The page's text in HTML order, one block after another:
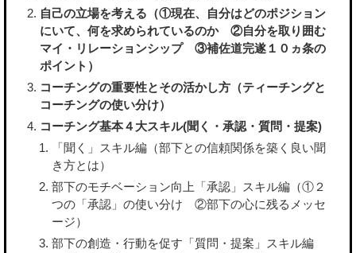
自己の立場を考える（①現在、自分はどのポジション
にいて、何を求められているのか ②自分を取り囲む
マイ・リレーションシップ ③補佐道完遂１０ヵ条の
ポイント）
コーチングの重要性とその活かし方（ティーチングと
コーチングの使い分け）
コーチング基本４大スキル(聞く・承認・質問・提案)
「聞く」スキル編（部下との信頼関係を築く良い聞
き方とは）
部下のモチベーション向上「承認」スキル編（①２
つの「承認」の使い分け ②部下の心に残るメッセ
ージ）
部下の創造・行動を促す「質問・提案」スキル編